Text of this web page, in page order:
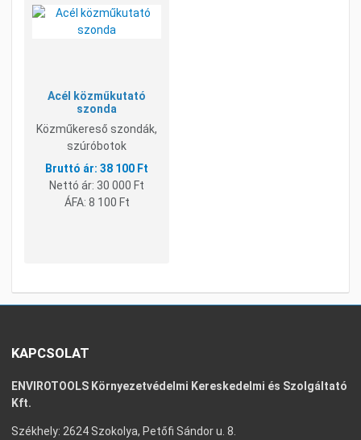
Acél közműkutató
szonda
Közműkereső szondák,
szúróbotok
38 100 Ft
Nettó ár: 30 000 Ft
ÁFA: 8 100 Ft
KAPCSOLAT
ENVIROTOOLS Környezetvédelmi Kereskedelmi és Szolgáltató
Kft.
Székhely: 2624 Szokolya, Petőfi Sándor u. 8.